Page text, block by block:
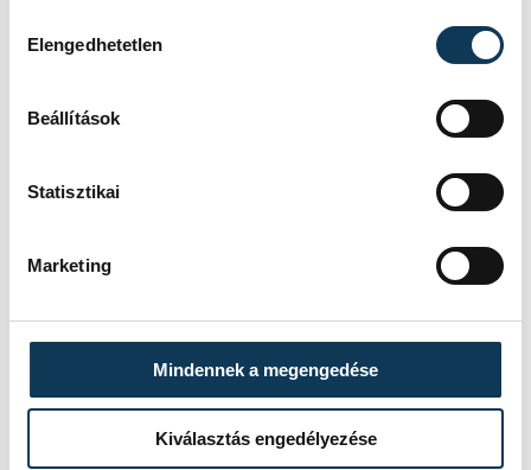
Elengedhetetlen
Beállítások
Statisztikai
Marketing
Mindennek a megengedése
Kiválasztás engedélyezése
KORÁBBI ESEMÉNYEK BETÖLTÉSE
HAZAI
HELYSZÍN
MIHÁLY SZAKGIMNÁZIUM
EREDMÉNY
3-0